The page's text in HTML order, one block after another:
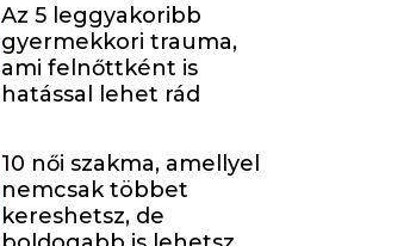
Az 5 leggyakoribb
gyermekkori trauma,
ami felnőttként is
hatással lehet rád
10 női szakma, amellyel
nemcsak többet
kereshetsz, de